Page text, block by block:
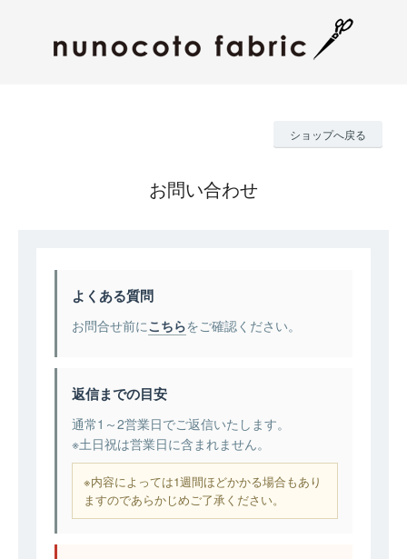
ショップへ戻る
お問い合わせ
よくある質問
お問合せ前にこちらをご確認ください。
返信までの目安
通常1～2営業日でご返信いたします。
※土日祝は営業日に含まれません。
※内容によっては1週間ほどかかる場合もあり
ますのであらかじめご了承ください。